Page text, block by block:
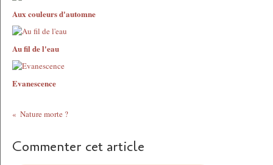
Aux couleurs d'automne
Au fil de l'eau
Evanescence
Nature morte ?
Commenter cet article